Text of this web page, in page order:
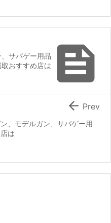

サバゲー用品
おすすめ店は
、モデルガン、サバゲー用
は
 Prev